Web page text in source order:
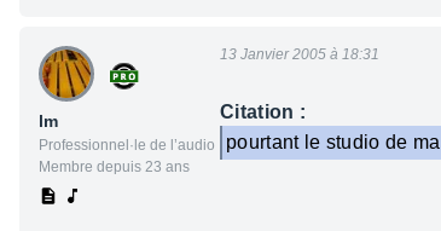
lm
Professionnel·le de l’audio
Membre depuis 23 ans
13 Janvier 2005 à 18:31
Citation :
pourtant le studio de